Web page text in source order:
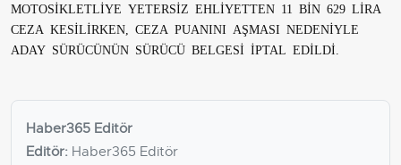
MOTOSİKLETLİYE YETERSİZ EHLİYETTEN 11 BİN 629 LİRA
CEZA KESİLİRKEN, CEZA PUANINI AŞMASI NEDENİYLE
ADAY SÜRÜCÜNÜN SÜRÜCÜ BELGESİ İPTAL EDİLDİ.
Haber365 Editör
Editör: Haber365 Editör